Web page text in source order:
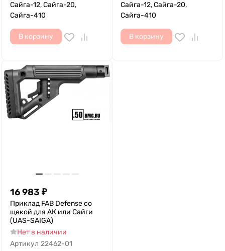
Сайга-12, Сайга-20,
Сайга-410
В корзину
Сайга-12, Сайга-20,
Сайга-410
В корзину
16 983 ₽
Приклад FAB Defense со
щекой для АК или Сайги
(UAS-SAIGA)
Нет в наличии
Артикул 22462-01